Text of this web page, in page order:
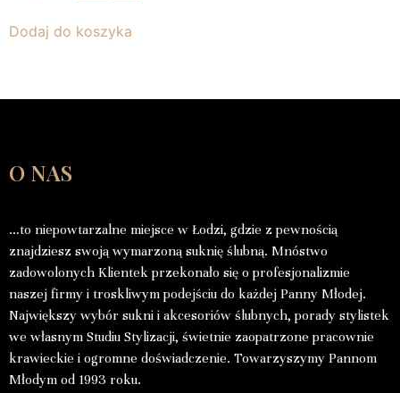
Dodaj do koszyka
O NAS
…to niepowtarzalne miejsce w Łodzi, gdzie z pewnością
znajdziesz swoją wymarzoną suknię ślubną. Mnóstwo
zadowolonych Klientek przekonało się o profesjonalizmie
naszej firmy i troskliwym podejściu do każdej Panny Młodej.
Największy wybór sukni i akcesoriów ślubnych, porady stylistek
we własnym Studiu Stylizacji, świetnie zaopatrzone pracownie
krawieckie i ogromne doświadczenie. Towarzyszymy Pannom
Młodym od 1993 roku.